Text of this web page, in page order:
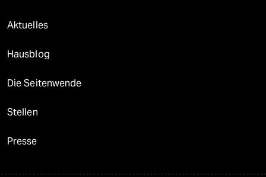
Aktuelles
Hausblog
Die Seitenwende
Stellen
Presse